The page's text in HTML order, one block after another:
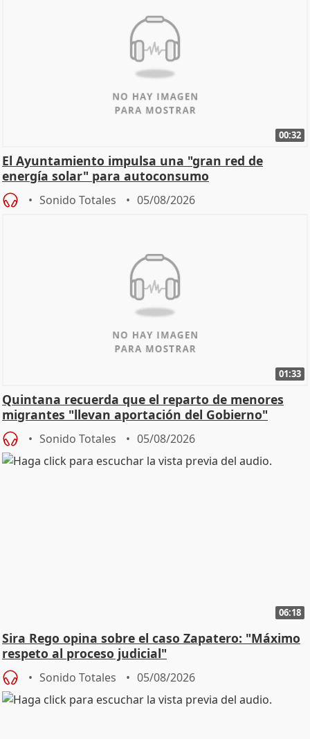
00:32
El Ayuntamiento impulsa una "gran red de
energía solar" para autoconsumo
Sonido Totales 05/08/2026
01:33
Quintana recuerda que el reparto de menores
migrantes "llevan aportación del Gobierno"
central
Sonido Totales 05/08/2026
06:18
Sira Rego opina sobre el caso Zapatero: "Máximo
respeto al proceso judicial"
Sonido Totales 05/08/2026